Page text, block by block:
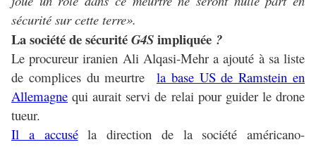
sécurité sur cette terre».
La société de sécuritéG4Simpliquée ?
Le procureur iranien Ali Alqasi-Mehra ajouté à sa liste
de complices du meurtre la base US de Ramstein en
Allemagne qui aurait servi de relai pour guider le drone
tueur.
Il a accuséla direction de la société américano-